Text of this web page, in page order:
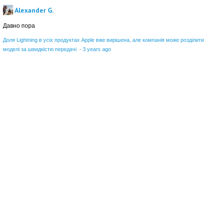
Alexander G.
Давно пора
Доля Lightning в усіх продуктах Apple вже вирішена, але компанія може розділити
моделі за швидкістю передачі · 3 years ago